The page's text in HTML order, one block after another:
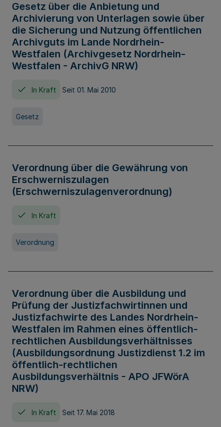
Gesetz über die Anbietung und
Archivierung von Unterlagen sowie über
die Sicherung und Nutzung öffentlichen
Archivguts im Lande Nordrhein-
Westfalen (Archivgesetz Nordrhein-
Westfalen - ArchivG NRW)
In Kraft Seit 01. Mai 2010
Gesetz
Verordnung über die Gewährung von
Erschwerniszulagen
(Erschwerniszulagenverordnung)
In Kraft
Verordnung
Verordnung über die Ausbildung und
Prüfung der Justizfachwirtinnen und
Justizfachwirte des Landes Nordrhein-
Westfalen im Rahmen eines öffentlich-
rechtlichen Ausbildungsverhältnisses
(Ausbildungsordnung Justizdienst 1.2 im
öffentlich-rechtlichen
Ausbildungsverhältnis - APO JFWörA
NRW)
In Kraft Seit 17. Mai 2018